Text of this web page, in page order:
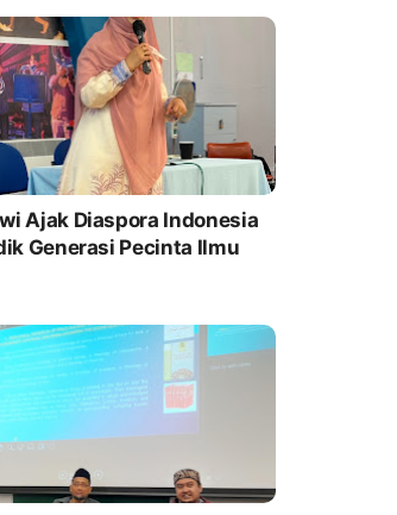
Ajak Diaspora Indonesia
Generasi Pecinta Ilmu